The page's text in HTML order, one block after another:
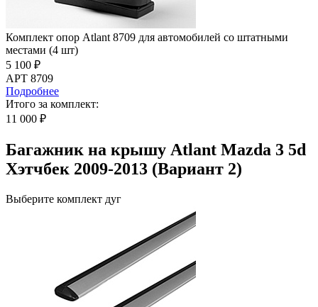
Комплект опор Atlant 8709 для автомобилей со штатными
местами (4 шт)
5 100 ₽
АРТ 8709
Подробнее
Итого за комплект:
11 000 ₽
Багажник на крышу Atlant Mazda 3 5d
Хэтчбек 2009-2013 (Вариант 2)
Выберите комплект дуг